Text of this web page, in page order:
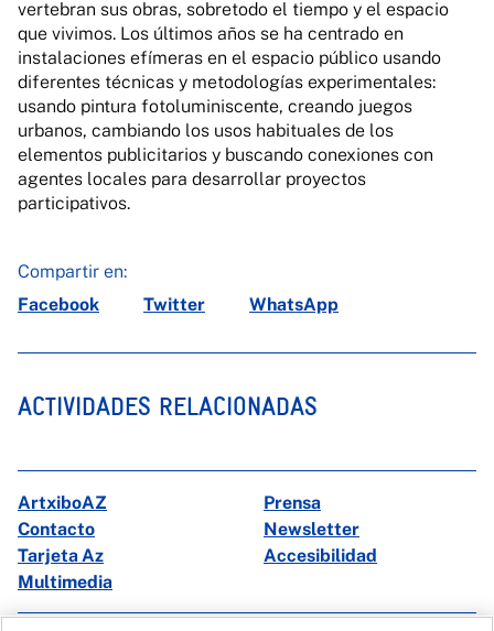
vertebran sus obras, sobretodo el tiempo y el espacio
que vivimos. Los últimos años se ha centrado en
instalaciones efímeras en el espacio público usando
diferentes técnicas y metodologías experimentales:
usando pintura fotoluminiscente, creando juegos
urbanos, cambiando los usos habituales de los
elementos publicitarios y buscando conexiones con
agentes locales para desarrollar proyectos
participativos.
Compartir en:
Facebook
Twitter WhatsApp
ACTIVIDADES RELACIONADAS
ArtxiboAZ
Prensa
Contacto
Newsletter
Tarjeta Az
Accesibilidad
Multimedia